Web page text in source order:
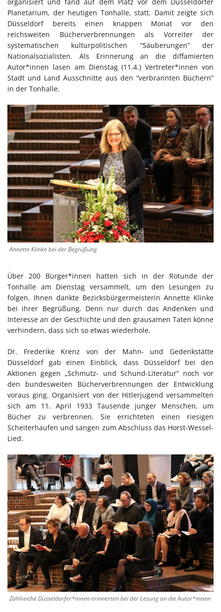
Planetarium, der heutigen Tonhalle, statt. Damit zeigte sich
Düsseldorf bereits einen knappen Monat vor den
reichsweiten Bücherverbrennungen als Vorreiter der
systematischen kulturpolitischen “Säuberungen” der
Nationalsozialisten. Als Erinnerung an die diffamierten
Autor*innen lasen am Dienstag (11.4.) Vertreter*innen von
Stadt und Land Ausschnitte aus den “verbrannten Büchern”
in der Tonhalle.
Annette Klinke bei der Begrüßung
Über 200 Bürger*innen hatten sich in der Rotunde der
Tonhalle am Dienstag versammelt, um den Lesungen zu
folgen. Ihnen dankte Bezirksbürgermeisterin Annette Klinke
bei ihrer Begrüßung. Denn nur durch das Andenken und
Interesse an der Geschichte und den grausamen Taten könne
verhindern, dass sich so etwas wiederhole.
Dr. Frederike Krenz von der Mahn- und Gedenkstätte
Düsseldorf gab einen Einblick, dass Düsseldorf bei den
Aktionen gegen „Schmutz- und Schund-Literatur“ noch vor
den bundesweiten Bücherverbrennungen der Entwicklung
voraus ging. Organisiert von der Hitlerjugend versammelten
sich am 11. April 1933 Tausende junger Menschen, um
Bücher zu verbrennen. Sie errichteten einen riesigen
Scheiterhaufen und sangen zum Abschluss das Horst-Wessel-
Lied.
Zahlreiche Düsseldorfer*innen erinnerten bei der Lesung an die Autor*innen